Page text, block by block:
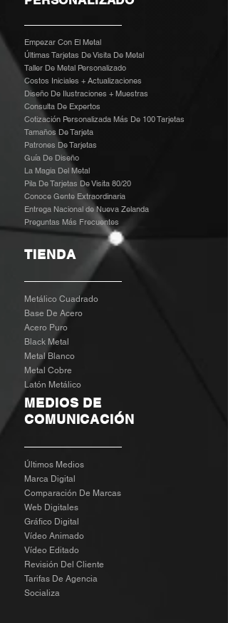
Empezar Con El Metal
Últimas Tarjetas De Visita De Metal
Taller De Metal Personalizado
Costos Iniciales + Actualizaciones
Diseño De Ilustraciones + Muestras
Consulta De Expertos
Cotización Personalizada Más De 100 Tarjetas
Tamaños De Tarjeta
Patrones De Tarjetas
Guía De Diseño
La Magia Del Metal
Pila De Tarjetas De Visita 80/20
Conoce Gente Extraordinaria
Entrega Nacional de Nueva Zelanda
Preguntas Más Frecuentes
TIENDA
MEDIOS DE
COMUNICACIÓN
Metálico Cuadrado
Base De Acero
Acero Puro
Black Metal
Metal Blanco
Metal Cobre
Latón Metálico
Últimos Medios
Marca Digital
Comparación De Marcas
Web Digitales
Gráfico Digital
Vídeo Animado
Vídeo Editado
Revisión Del Cliente
Tarifas De Agencia
Socializa